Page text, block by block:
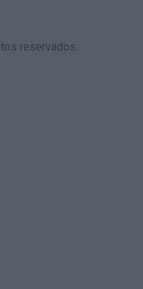
reservados.